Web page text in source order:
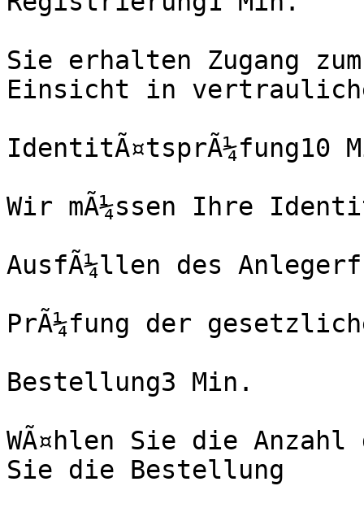
Sie erhalten Zugang
Einsicht in vertrauliche
IdentitÃ¤tsprÃ¼fung10
Wir mÃ¼ssen Ihre
AusfÃ¼llen des
PrÃ¼fung der
Bestellung3 Min.
WÃ¤hlen Sie die
Sie die Bestellung